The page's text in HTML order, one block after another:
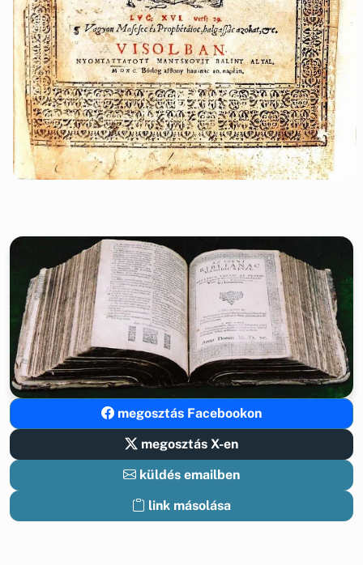
megosztás Facebookon
megosztás X-en
küldés emailben
link másolása